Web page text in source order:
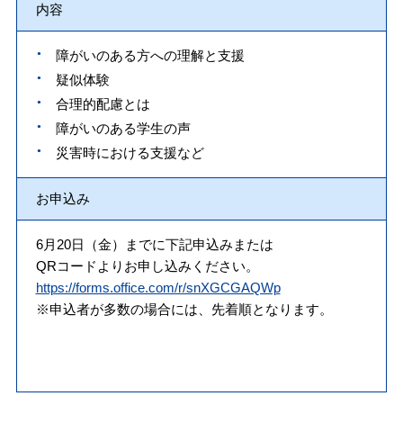
内容
障がいのある方への理解と支援
疑似体験
合理的配慮とは
障がいのある学生の声
災害時における支援など
お申込み
6月20日（金）までに下記申込みまたは
QRコードよりお申し込みください。
https://forms.office.com/r/snXGCGAQWp
※申込者が多数の場合には、先着順となります。